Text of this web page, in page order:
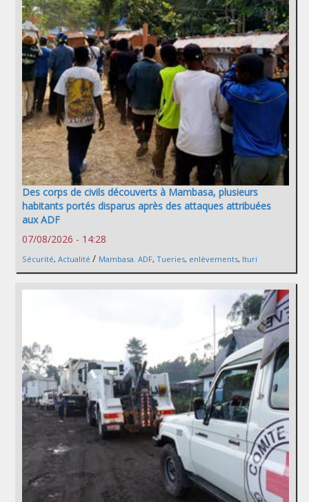
Des corps de civils découverts à Mambasa, plusieurs
habitants portés disparus après des attaques attribuées
aux ADF
07/08/2026 - 14:28
Sécurité, Actualité / Mambasa. ADF, Tueries, enlèvements, Ituri